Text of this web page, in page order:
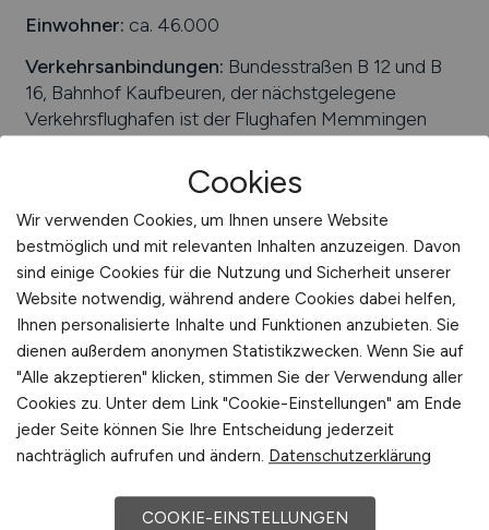
Einwohner: ca. 46.000
Verkehrsanbindungen: Bundesstraßen B 12 und B
16, Bahnhof Kaufbeuren, der nächstgelegene
Verkehrsflughafen ist der Flughafen Memmingen
Irsee, Schwaben, Stöttwang, Friesenried,
Marktoberdorf, Biessenhofen, Germaringen,
Ruderatshofen, Bayern, Bidingen
Universitäten/Hochschulen:Hochschule für den
öffentlichen Dienst in Bayern Fachbereich
Finanzwesen Außenstelle Kaufbeuren
Beliebte Jobs in
Kaufbeuren/Branchen:Dienstleistungen,
Baugewerbe, Metallverarbeitung,
Gesundheitswesen, Messtechnik, Elektrotechnik,
Cookies
Wir verwenden Cookies, um Ihnen unsere Website
bestmöglich und mit relevanten Inhalten anzuzeigen. Davon
sind einige Cookies für die Nutzung und Sicherheit unserer
Website notwendig, während andere Cookies dabei helfen,
Ihnen personalisierte Inhalte und Funktionen anzubieten. Sie
dienen außerdem anonymen Statistikzwecken. Wenn Sie auf
"Alle akzeptieren" klicken, stimmen Sie der Verwendung aller
Cookies zu. Unter dem Link "Cookie-Einstellungen" am Ende
jeder Seite können Sie Ihre Entscheidung jederzeit
nachträglich aufrufen und ändern. Datenschutzerklärung
COOKIE-EINSTELLUNGEN